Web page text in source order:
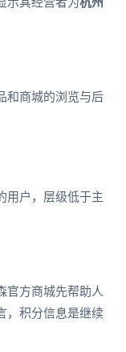
和商城的浏览与后
用户，层级低于主
官方商城先帮助人
，积分信息是继续